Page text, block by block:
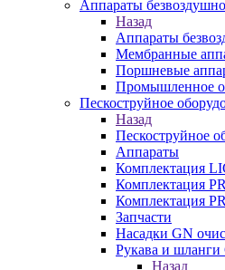
Аппараты
Назад
Аппараты
Мембранные
Поршневые
Промышленное
Пескоструйное
Назад
Пескоструйное
Аппараты
Комплектация
Комплектация
Комплектация
Запчасти
Насадки GN
Рукава и
Назад